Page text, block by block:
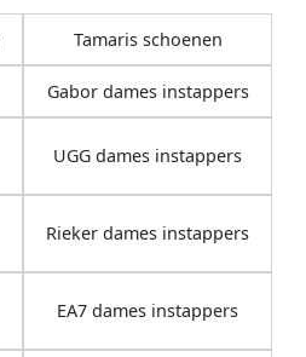
Tamaris schoenen
Gabor dames instappers
UGG dames instappers
Rieker dames instappers
EA7 dames instappers